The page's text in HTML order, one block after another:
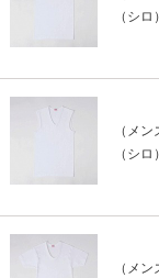
（シロ）
（メ
（シロ）
（メ